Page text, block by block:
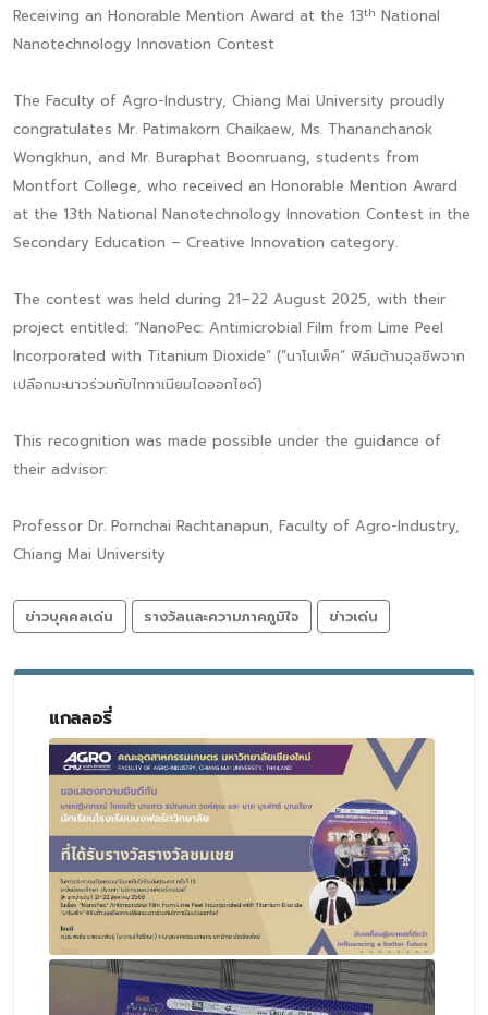
Receiving an Honorable Mention Award at the 13th National
Nanotechnology Innovation Contest
The Faculty of Agro-Industry, Chiang Mai University proudly
congratulates Mr. Patimakorn Chaikaew, Ms. Thananchanok
Wongkhun, and Mr. Buraphat Boonruang, students from
Montfort College, who received an Honorable Mention Award
at the 13th National Nanotechnology Innovation Contest in the
Secondary Education – Creative Innovation category.
The contest was held during 21–22 August 2025, with their
project entitled: “NanoPec: Antimicrobial Film from Lime Peel
Incorporated with Titanium Dioxide” (“นาโนเพ็ค” ฟิล์มต้านจุลชีพจาก
เปลือกมะนาวร่วมกับไททาเนียมไดออกไซด์)
This recognition was made possible under the guidance of
their advisor:
Professor Dr. Pornchai Rachtanapun, Faculty of Agro-Industry,
Chiang Mai University
ข่าวบุคคลเด่น รางวัลและความภาคภูมิใจ ข่าวเด่น
แกลลอรี่